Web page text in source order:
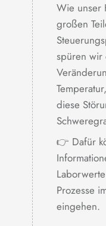
Wie unser
großen
spüren wir
diese
👉 Dafür
Prozesse
eingehen.